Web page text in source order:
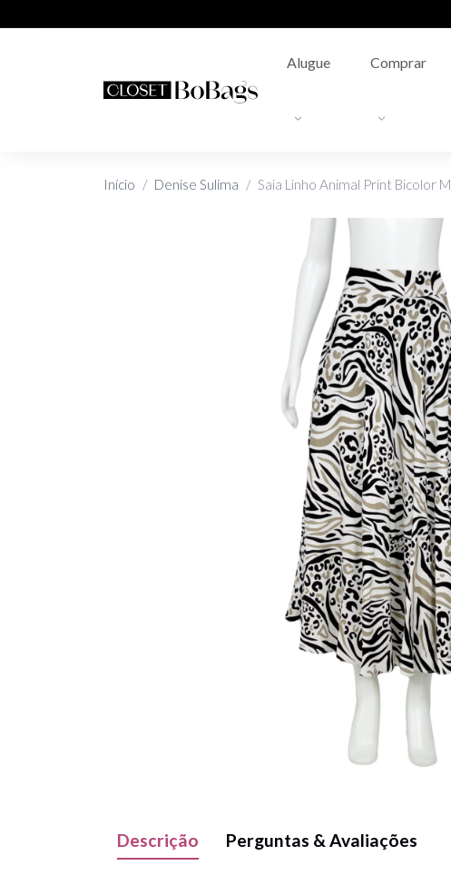
Alugue Comprar
Início Denise Sulima Saia Linho Animal Print Bicolor M
Descrição Perguntas & Avaliações